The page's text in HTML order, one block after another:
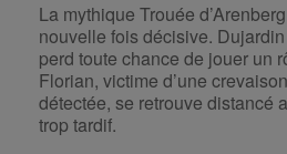
La mythique Trouée
nouvelle fois décisive.
perd toute chance de jouer un
Florian, victime d’une
détectée, se retrouve distancé
trop tardif.